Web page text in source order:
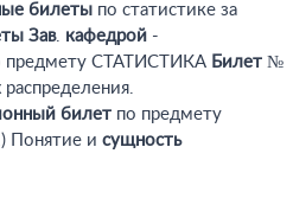
билеты по статистике за
Зав. кафедрой -
предмету СТАТИСТИКА Билет №
билет по предмету
Понятие и сущность